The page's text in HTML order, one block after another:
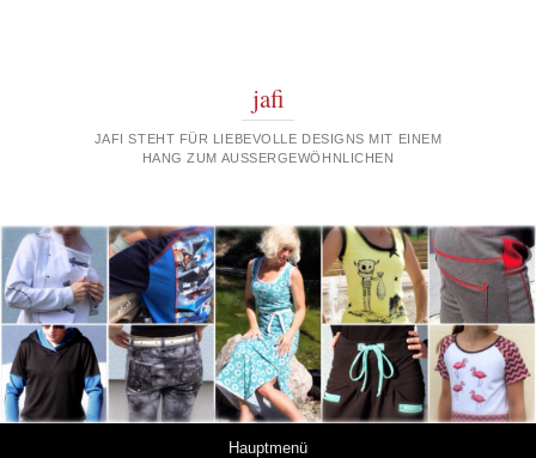
jafi
JAFI STEHT FÜR LIEBEVOLLE DESIGNS MIT EINEM
HANG ZUM AUSSERGEWÖHNLICHEN
Hauptmenü